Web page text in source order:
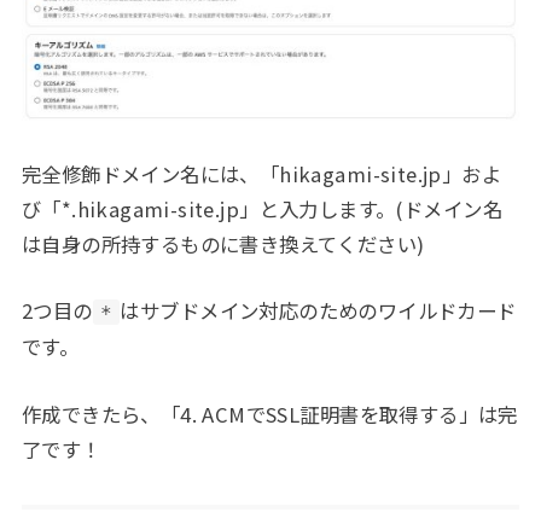
完全修飾ドメイン名には、「hikagami-site.jp」およ
び「*.hikagami-site.jp」と入力します。(ドメイン名
は自身の所持するものに書き換えてください)
2つ目の * はサブドメイン対応のためのワイルドカード
です。
作成できたら、「4. ACMでSSL証明書を取得する」は完
了です！